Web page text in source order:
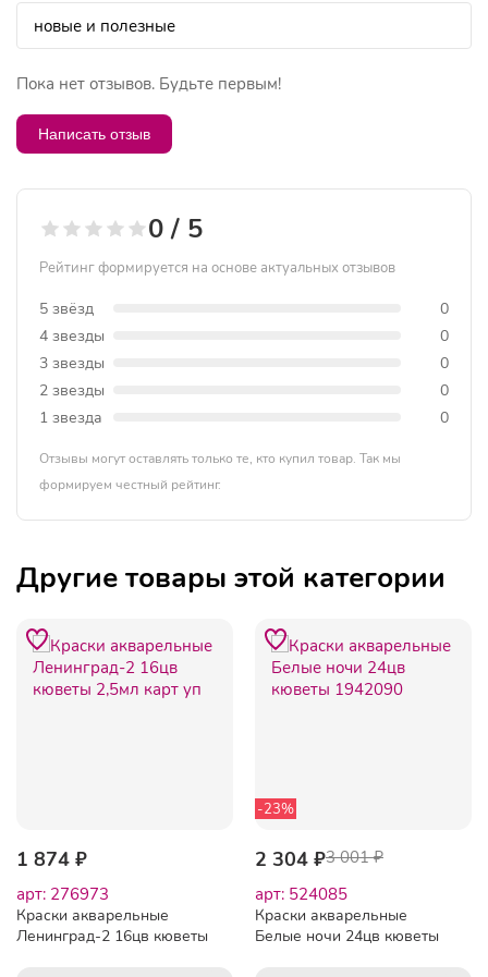
Пока нет отзывов. Будьте первым!
Написать отзыв
0 / 5
Рейтинг формируется на основе актуальных отзывов
5 звёзд
0
4 звезды
0
3 звезды
0
2 звезды
0
1 звезда
0
Отзывы могут оставлять только те, кто купил товар. Так мы
формируем честный рейтинг.
Другие товары этой категории
1 874 ₽
арт: 276973
Краски акварельные
Ленинград-2 16цв кюветы
-23%
2 304 ₽3 001 ₽
арт: 524085
Краски акварельные
Белые ночи 24цв кюветы